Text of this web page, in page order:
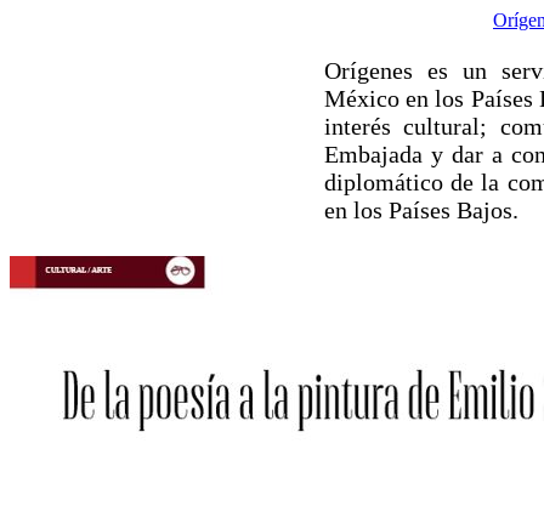
Orígenes es un
México en los
interés cultural;
Embajada y dar a
diplomático de la
en los Países Bajos.